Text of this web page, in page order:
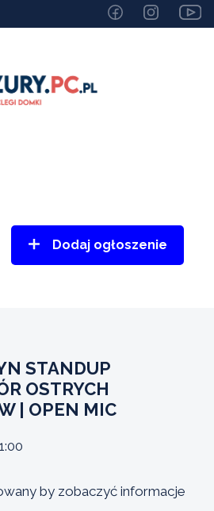
Dodaj ogłoszenie
STANDUP
OSTRYCH
| OPEN MIC
by zobaczyć informacje